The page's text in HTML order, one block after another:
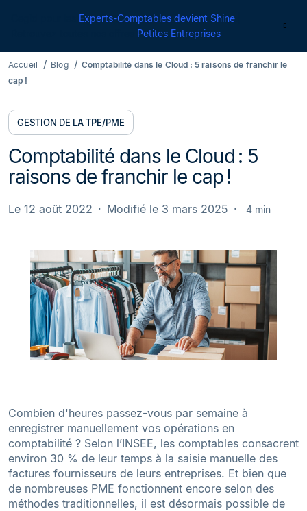
Experts-Comptables devient Shine
Petites Entreprises
Accueil Blog
Comptabilité dans le Cloud : 5 raisons de franchir le
cap !
GESTION DE LA TPE/PME
Comptabilité dans le Cloud : 5
raisons de franchir le cap !
Le 12 août 2022 Modifié le 3 mars 2025 4 min
Combien d'heures passez-vous par semaine à
enregistrer manuellement vos opérations en
comptabilité ? Selon l’INSEE, les comptables consacrent
environ 30 % de leur temps à la saisie manuelle des
factures fournisseurs de leurs entreprises. Et bien que
de nombreuses PME fonctionnent encore selon des
méthodes traditionnelles, il est désormais possible de